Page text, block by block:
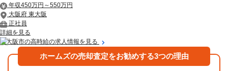
年収450万円～550万円
大阪府 東大阪
正社員
詳細を見る
東大阪市の高時給の求人情報を見る
ホームズの売却査定をお勧めする3つの理由